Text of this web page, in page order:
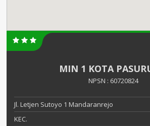
MIN 1 KOTA
NPSN : 60720824
Jl. Letjen Sutoyo 1 Mandaranrejo
KEC.